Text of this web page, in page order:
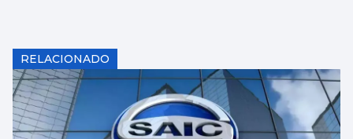
RELACIONADO